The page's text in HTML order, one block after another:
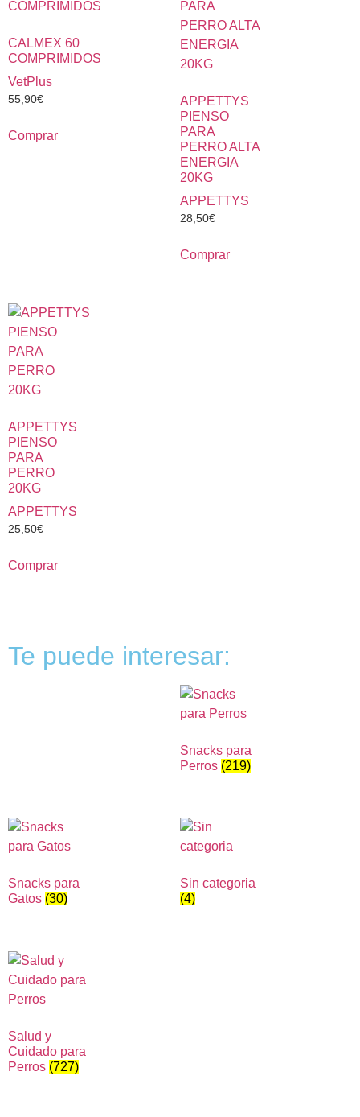
CALMEX 60
COMPRIMIDOS
VetPlus
55,90€
Comprar
APPETTYS
PIENSO
PARA
PERRO ALTA
ENERGIA
20KG
APPETTYS
28,50€
Comprar
APPETTYS
PIENSO
PARA
PERRO
20KG
APPETTYS
25,50€
Comprar
Te puede interesar:
Snacks para
Perros (219)
Snacks para
Gatos (30)
Sin categoria
(4)
Salud y
Cuidado para
Perros (727)